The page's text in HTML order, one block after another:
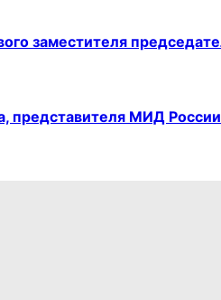
заместителя
МИД России